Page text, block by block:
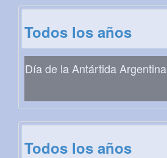
Todos los años
Día de la Antártida Argentina
Todos los años